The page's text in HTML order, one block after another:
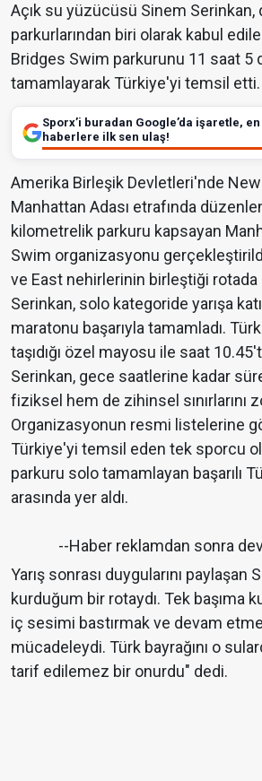
Açık su yüzücüsü Sinem Serinkan,
parkurlarından biri olarak kabul
Bridges Swim parkurunu 11 saat 5
tamamlayarak Türkiye'yi temsil etti.
Sporx’i buradan Google’da işaretle, en
haberlere ilk sen ulaş!
Amerika Birleşik Devletleri'nde
Manhattan Adası etrafında
kilometrelik parkuru kapsayan
Swim organizasyonu
ve East nehirlerinin birleştiği
Serinkan, solo kategoride yarışa
maratonu başarıyla tamamladı. Türk
taşıdığı özel mayosu ile saat
Serinkan, gece saatlerine kadar
fiziksel hem de zihinsel sınırlarını
Organizasyonun resmi listelerine
Türkiye'yi temsil eden tek sporcu
parkuru solo tamamlayan başarılı
arasında yer aldı.
--Haber reklamdan sonra
Yarış sonrası duygularını paylaşan
kurduğum bir rotaydı. Tek başıma
iç sesimi bastırmak ve devam
mücadeleydi. Türk bayrağını o
tarif edilemez bir onurdu" dedi.